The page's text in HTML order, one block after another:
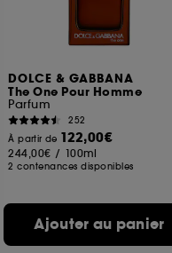
DOLCE & GABBANA
The One Pour Homme
Parfum
252
À partir de 122,00€
244,00€ / 100ml
2 contenances disponibles
Ajouter au panier